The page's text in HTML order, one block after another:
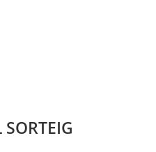
SORTEIG